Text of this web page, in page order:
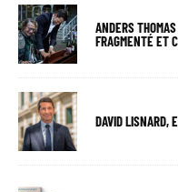
ANDERS
FRAGMENTÉ ET
DAVID LISNARD,